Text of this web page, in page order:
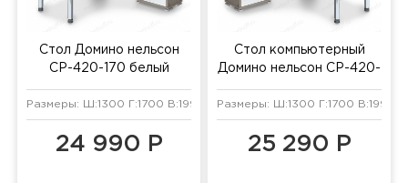
Стол Домино нельсон
СР-420-170 белый
Размеры: Ш:1300 Г:1700 В:1990 мм
24 990 Р
Стол компьютерный
Домино нельсон СР-420-
нельсон/хром
Размеры: Ш:1300 Г:1700 В:1990
25 290 Р